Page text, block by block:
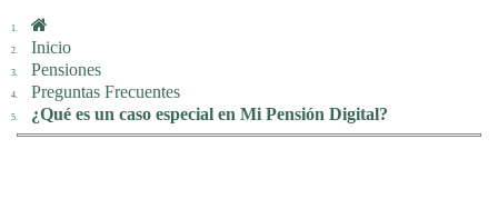
Inicio
Pensiones
Preguntas Frecuentes
¿Qué es un caso especial en Mi Pensión Digital?